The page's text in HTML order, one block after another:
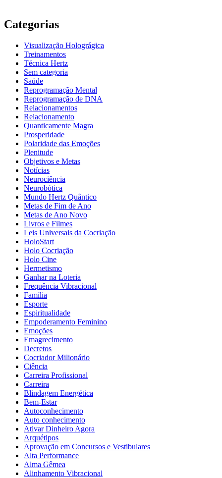
Categorias
Visualização Holográgica
Treinamentos
Técnica Hertz
Sem categoria
Saúde
Reprogramação Mental
Reprogramação de DNA
Relacionamentos
Relacionamento
Quanticamente Magra
Prosperidade
Polaridade das Emoções
Plenitude
Objetivos e Metas
Notícias
Neurociência
Neurobótica
Mundo Hertz Quântico
Metas de Fim de Ano
Metas de Ano Novo
Livros e Filmes
Leis Universais da Cocriação
HoloStart
Holo Cocriação
Holo Cine
Hermetismo
Ganhar na Loteria
Frequência Vibracional
Família
Esporte
Espiritualidade
Empoderamento Feminino
Emoções
Emagrecimento
Decretos
Cocriador Milionário
Ciência
Carreira Profissional
Carreira
Blindagem Energética
Bem-Estar
Autoconhecimento
Auto conhecimento
Ativar Dinheiro Agora
Arquétipos
Aprovação em Concursos e Vestibulares
Alta Performance
Alma Gêmea
Alinhamento Vibracional